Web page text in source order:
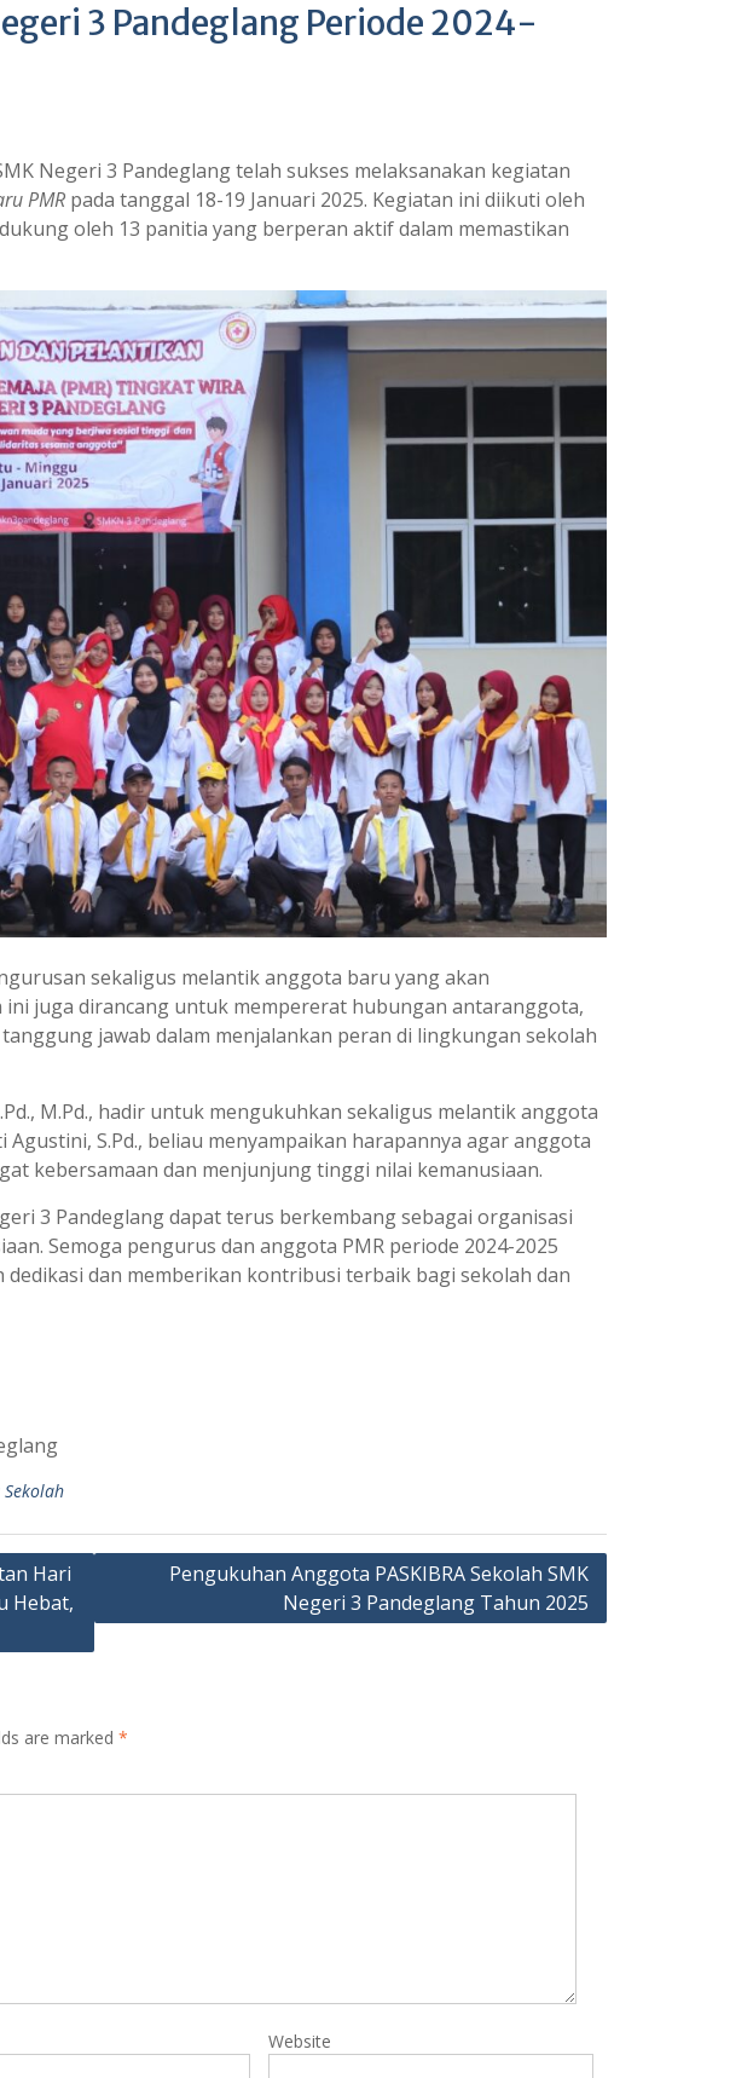
3 Pandeglang Periode 2024-
Negeri 3 Pandeglang telah sukses melaksanakan kegiatan
PMRpada tanggal 18-19 Januari 2025. Kegiatan ini diikuti oleh
oleh 13 panitia yang berperan aktif dalam memastikan
sekaligus melantik anggota baru yang akan
ini juga dirancang untuk mempererat hubungan antaranggota,
jawab dalam menjalankan peran di lingkungan sekolah
M.Pd., hadir untuk mengukuhkan sekaligus melantik anggota
S.Pd., beliau menyampaikan harapannya agar anggota
kebersamaan dan menjunjung tinggi nilai kemanusiaan.
3 Pandeglang dapat terus berkembang sebagai organisasi
Semoga pengurus dan anggota PMR periode 2024-2025
dan memberikan kontribusi terbaik bagi sekolah dan
Hari
Hebat,
Pengukuhan Anggota PASKIBRA Sekolah SMK
Negeri 3 Pandeglang Tahun 2025
are marked *
Website